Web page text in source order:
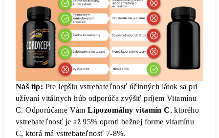
Náš tip: Pre lepšiu vstrebateľnosť účinných látok sa pri
užívaní vitálnych húb odporúča zvýšiť príjem Vitamínu
C. Odporúčame VámLipozomálny vitamín C, ktorého
vstrebateľnosť je až 95% oproti bežnej forme vitamínu
C, ktorá má vstrebateľnosť 7-8%.